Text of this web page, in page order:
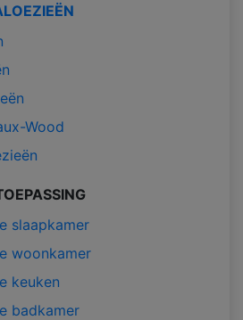
Wood
slaapkamer
woonkamer
keuken
badkamer